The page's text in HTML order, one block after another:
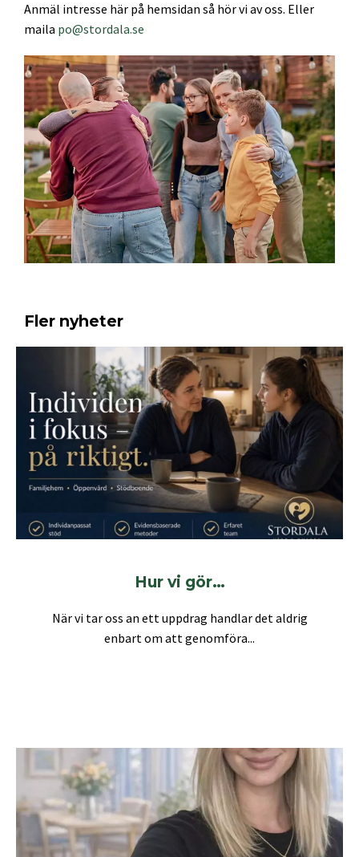
Anmäl intresse här på hemsidan så hör vi av oss. Eller
maila po@stordala.se
Fler nyheter
Hur vi gör…
När vi tar oss an ett uppdrag handlar det aldrig
enbart om att genomföra...